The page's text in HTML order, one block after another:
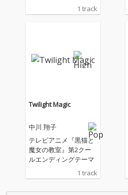
1 track
Twilight Magic
中川 翔子
テレビアニメ『黒猫と
魔女の教室』第2クー
ルエンディングテーマ
1 track